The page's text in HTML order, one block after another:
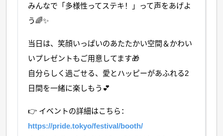
みんなで「多様性ってステキ！」って声をあげよ
う🌈✨
当日は、笑顔いっぱいのあたたかい空間＆かわい
いプレゼントもご用意してます🎁
自分らしく過ごせる、愛とハッピーがあふれる2
日間を一緒に楽しもう💕
👉 イベントの詳細はこちら：
https://pride.tokyo/festival/booth/